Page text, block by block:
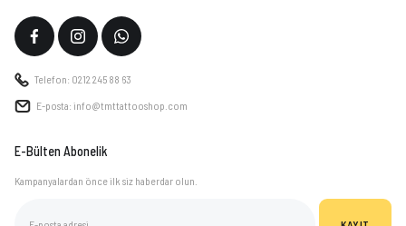
Telefon: 0212 245 88 63
E-posta: info@tmttattooshop.com
E-Bülten Abonelik
Kampanyalardan önce ilk siz haberdar olun.